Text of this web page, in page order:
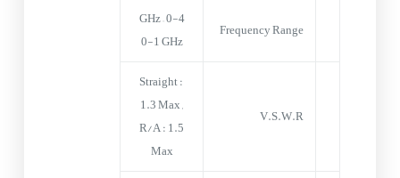
Frequency Range
0-4 GHz –
0-1 GHz
V.S.W.R
Straight :
1.3 Max ,
R/A : 1.5
Max